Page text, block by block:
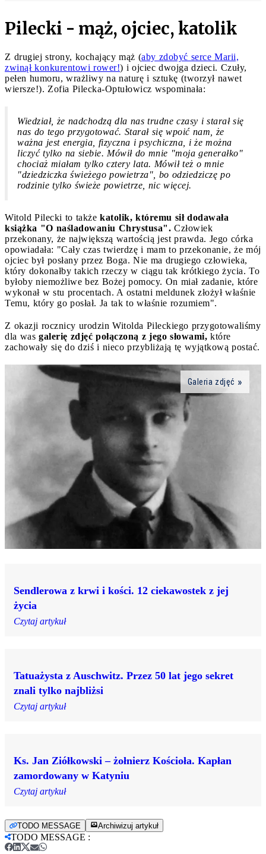
Pilecki - mąż, ojciec, katolik
Z drugiej strony, kochający mąż (aby zdobyć serce Marii,
zwinął konkurentowi rower!) i ojciec dwojga dzieci. Czuły,
pełen humoru, wrażliwy na naturę i sztukę (tworzył nawet
wiersze!). Zofia Pilecka-Optułowicz wspominała:
Wiedział, że nadchodzą dla nas trudne czasy i starał się
nas do tego przygotować. Starał się wpoić nam, że
ważna jest energia, fizyczna i psychiczna, i że można
liczyć tylko na siebie. Mówił do mnie "moja generałko"
chociaż miałam tylko cztery lata. Mówił też o mnie
"dziedziczka świeżego powietrza", bo odziedziczę po
rodzinie tylko świeże powietrze, nic więcej.
Witold Pilecki to także katolik, któremu sił dodawała
książka "O naśladowaniu Chrystusa". Człowiek
przekonany, że największą wartością jest prawda. Jego córka
opowiadała: "Cały czas twierdzę i mam to przekonanie, że mój
ojciec był posłany przez Boga. Nie ma drugiego człowieka,
który dokonałby takich rzeczy w ciągu tak krótkiego życia. To
byłoby niemożliwe bez Bożej pomocy. On miał zadanie, które
wykonał w stu procentach. A ostatni meldunek złożył właśnie
Temu, który go posłał. Ja tak to właśnie rozumiem".
Z okazji rocznicy urodzin Witolda Pileckiego przygotowaliśmy
dla was galerię zdjęć połączoną z jego słowami, które
zachowały się do dziś i nieco przybliżają tę wyjątkową postać.
Galeria zdjęć
Sendlerowa z krwi i kości. 12 ciekawostek z jej
życia
Czytaj artykuł
Tatuażysta z Auschwitz. Przez 50 lat jego sekret
znali tylko najbliżsi
Czytaj artykuł
Ks. Jan Ziółkowski – żołnierz Kościoła. Kapłan
zamordowany w Katyniu
Czytaj artykuł
TODO MESSAGE Archiwizuj artykuł
TODO MESSAGE :